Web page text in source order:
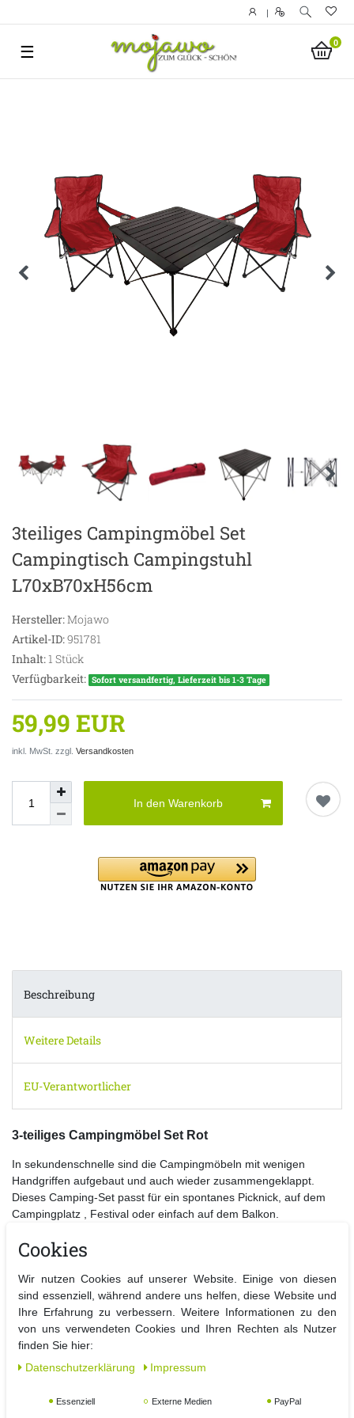
|
0
☰
3teiliges Campingmöbel Set
Campingtisch Campingstuhl
L70xB70xH56cm
Hersteller:Mojawo
Artikel-ID:951781
Inhalt:1 Stück
Verfügbarkeit: Sofort versandfertig, Lieferzeit bis 1-3 Tage
59,99 EUR
inkl. MwSt. zzgl. Versandkosten
In den Warenkorb
Beschreibung
Weitere Details
EU-Verantwortlicher
3-teiliges Campingmöbel Set Rot
In sekundenschnelle sind die Campingmöbeln mit wenigen
Handgriffen aufgebaut und auch wieder zusammengeklappt.
Dieses Camping-Set passt für ein spontanes Picknick, auf dem
Campingplatz , Festival oder einfach auf dem Balkon.
Outdoor Möbel bei Jägern und Anglern sehr beliebt.
verstaut werden. (Tasche inklusive)
Durch das robuste und pulverbeschichtete Stahlgestell ist der
Campingstuhl / Campingtisch für jedes Wetter geeignet.
Details:
- leicht zu transportieren , pflegeleicht , platzsparend , klappbar
Material Tisch : Stahl pulverbeschichtet /
: Schwarz
Cookies
Wir nutzen Cookies auf unserer Website. Einige von diesen
sind essenziell, während andere uns helfen, diese Website und
Ihre Erfahrung zu verbessern. Weitere Informationen zu den
von uns verwendeten Cookies und Ihren Rechten als Nutzer
finden Sie hier:
Daten­schutz­erklärung
Impressum
Essenziell Externe Medien PayPal